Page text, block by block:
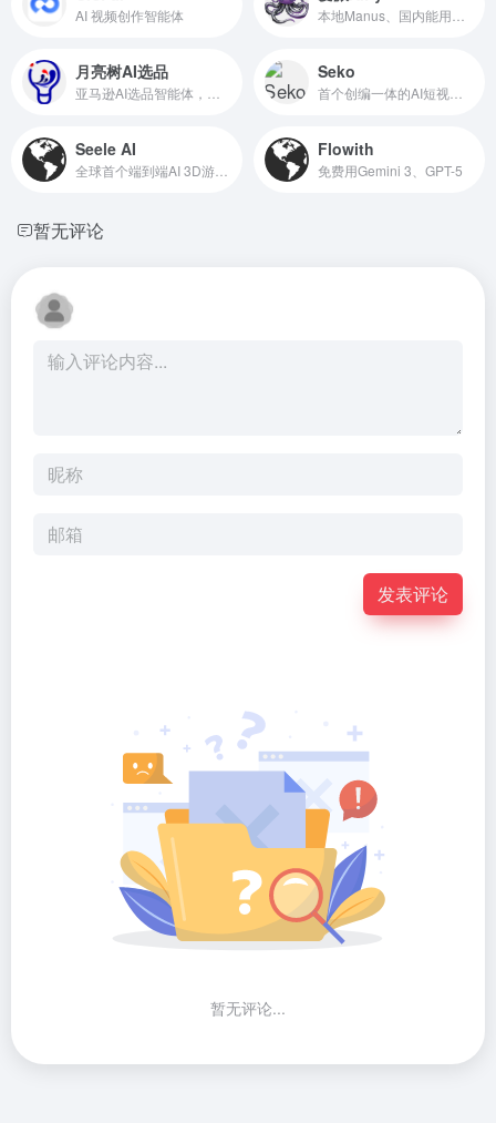
AI 视频创作智能体
月亮树AI选品 Seko
Seele AI Flowith
免费用Gemini 3、GPT-5
暂无评论
发表评论
暂无评论...